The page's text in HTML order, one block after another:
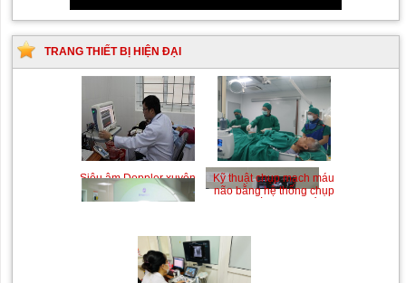
TRANG THIẾT BỊ HIỆN ĐẠI
Siêu âm Doppler xuyên
sọ
Kỹ thuật chụp mạch máu
não bằng hệ thống chụp